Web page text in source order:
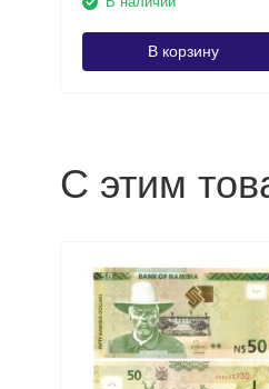
В корзину
С этим